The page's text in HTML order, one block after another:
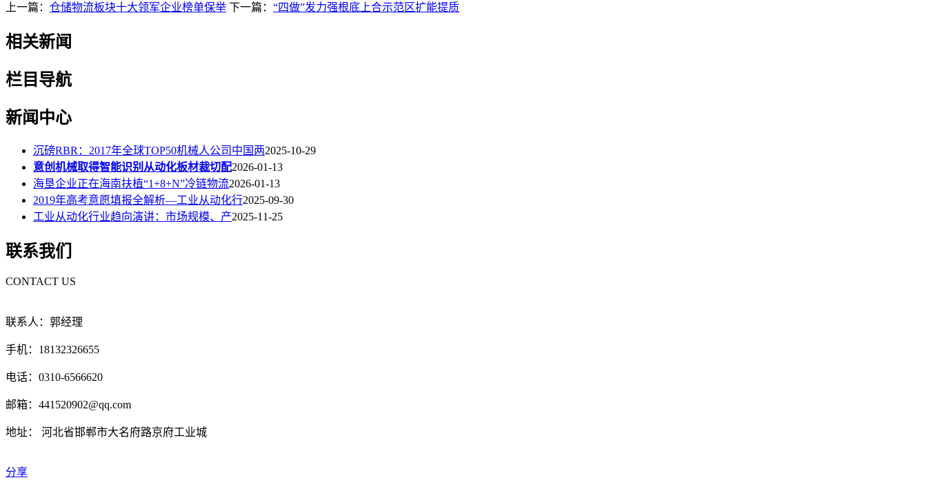
上一篇： 仓储物流板块十大领军企业榜单保举 下一篇： “四做”发力强根底上合示范区扩能提质
相关新闻
栏目导航
新闻中心
沉磅RBR：2017年全球TOP50机械人公司中国两2025-10-29
意创机械取得智能识别从动化板材裁切配2026-01-13
海垦企业正在海南扶植“1+8+N”冷链物流2026-01-13
2019年高考意愿填报全解析—工业从动化行2025-09-30
工业从动化行业趋向演讲：市场规模、产2025-11-25
联系我们
CONTACT US
联系人：郭经理
手机：18132326655
电话：0310-6566620
邮箱：441520902@qq.com
地址： 河北省邯郸市大名府路京府工业城
分享